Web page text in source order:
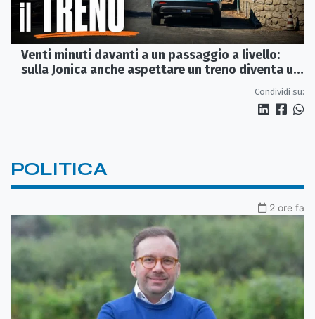
Venti minuti davanti a un passaggio a livello:
sulla Jonica anche aspettare un treno diventa un
Condividi su:
POLITICA
2 ore fa